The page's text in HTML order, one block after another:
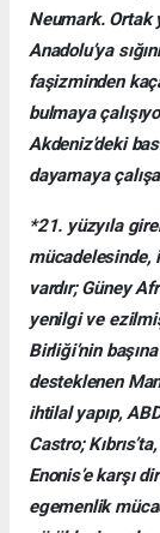
Neumark. Ortak
Anadolu’ya
faşizminden
bulmaya
Akdeniz’deki
dayamaya
*21. yüzyıla
mücadelesinde,
vardır; Güney
yenilgi ve
Birliği’nin
desteklenen
ihtilal yapıp,
Castro;
Enonis’e karşı
egemenlik